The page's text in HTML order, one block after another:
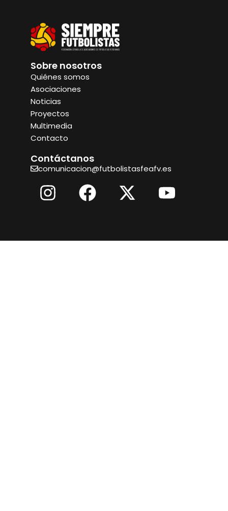
Sobre nosotros
Quiénes somos
Asociaciones
Noticias
Proyectos
Multimedia
Contacto
Contáctanos
comunicacion@futbolistasfeafv.es